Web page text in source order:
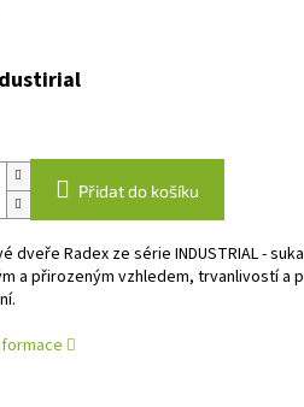
Přidat do košíku
dveře Radex ze série INDUSTRIAL -
a přirozeným vzhledem, trvanlivostí a